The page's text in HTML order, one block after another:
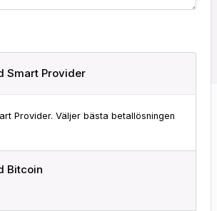
Smart Provider
Provider. Väljer bästa betallösningen
Bitcoin